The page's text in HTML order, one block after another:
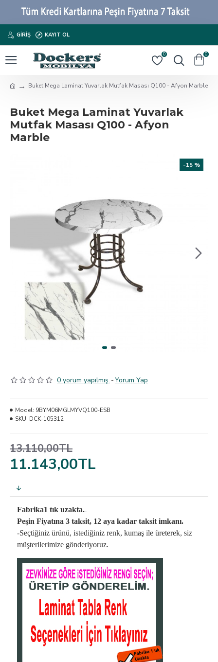
GIRIŞ KAYIT OL
0 0
Buket Mega Laminat Yuvarlak Mutfak Masası Q100 - Afyon Marble
Buket Mega Laminat Yuvarlak
Mutfak Masası Q100 - Afyon
Marble
-15 %
0 yorum yapılmış. -Yorum Yap
11.143,00TL
13.110,00TL
Model: 9BYM06MGLMYVQ100-ESB
SKU: DCK-105312
Fabrika1 tık uzakta...
Peşin Fiyatına 3 taksit, 12 aya kadar taksit imkanı.
-Seçtiğiniz ürünü, istediğiniz renk, kumaş ile üreterek, siz
müşterilerimize gönderiyoruz.